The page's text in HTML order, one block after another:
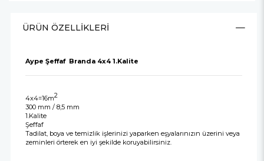
ÜRÜN ÖZELLIKLERI
Aype Şeffaf Branda 4x4 1.Kalite
4x4=16m2
300 mm / 8,5 mm
1.Kalite
Şeffaf
Tadilat, boya ve temizlik işlerinizi yaparken eşyalarınızın üzerini veya
zeminleri örterek en iyi şekilde koruyabilirsiniz.